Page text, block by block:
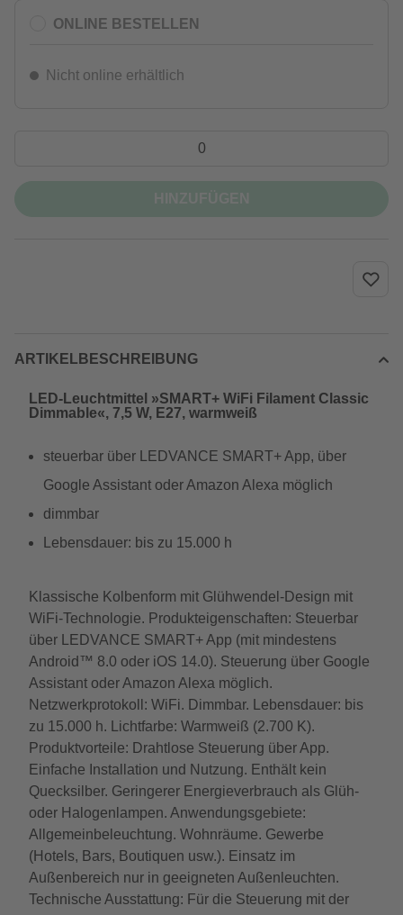
ONLINE BESTELLEN
Nicht online erhältlich
ARTIKELBESCHREIBUNG
LED-Leuchtmittel »SMART+ WiFi Filament Classic
Dimmable«, 7,5 W, E27, warmweiß
steuerbar über LEDVANCE SMART+ App, über
Google Assistant oder Amazon Alexa möglich
dimmbar
Lebensdauer: bis zu 15.000 h
Klassische Kolbenform mit Glühwendel-Design mit
WiFi-Technologie. Produkteigenschaften: Steuerbar
über LEDVANCE SMART+ App (mit mindestens
Android™️ 8.0 oder iOS 14.0). Steuerung über Google
Assistant oder Amazon Alexa möglich.
Netzwerkprotokoll: WiFi. Dimmbar. Lebensdauer: bis
zu 15.000 h. Lichtfarbe: Warmweiß (2.700 K).
Produktvorteile: Drahtlose Steuerung über App.
Einfache Installation und Nutzung. Enthält kein
Quecksilber. Geringerer Energieverbrauch als Glüh-
oder Halogenlampen. Anwendungsgebiete:
Allgemeinbeleuchtung. Wohnräume. Gewerbe
(Hotels, Bars, Boutiquen usw.). Einsatz im
Außenbereich nur in geeigneten Außenleuchten.
Technische Ausstattung: Für die Steuerung mit der